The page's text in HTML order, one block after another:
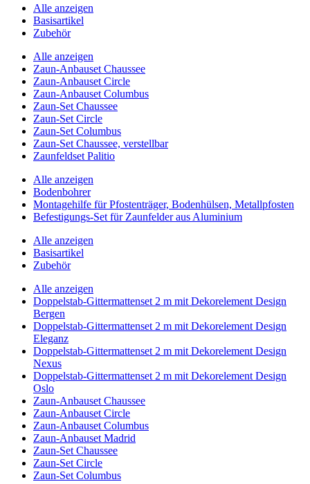
Alle anzeigen
Basisartikel
Zubehör
Alle anzeigen
Zaun-Anbauset Chaussee
Zaun-Anbauset Circle
Zaun-Anbauset Columbus
Zaun-Set Chaussee
Zaun-Set Circle
Zaun-Set Columbus
Zaun-Set Chaussee, verstellbar
Zaunfeldset Palitio
Alle anzeigen
Bodenbohrer
Montagehilfe für Pfostenträger, Bodenhülsen, Metallpfosten
Befestigungs-Set für Zaunfelder aus Aluminium
Alle anzeigen
Basisartikel
Zubehör
Alle anzeigen
Doppelstab-Gittermattenset 2 m mit Dekorelement Design
Bergen
Doppelstab-Gittermattenset 2 m mit Dekorelement Design
Eleganz
Doppelstab-Gittermattenset 2 m mit Dekorelement Design
Nexus
Doppelstab-Gittermattenset 2 m mit Dekorelement Design
Oslo
Zaun-Anbauset Chaussee
Zaun-Anbauset Circle
Zaun-Anbauset Columbus
Zaun-Anbauset Madrid
Zaun-Set Chaussee
Zaun-Set Circle
Zaun-Set Columbus